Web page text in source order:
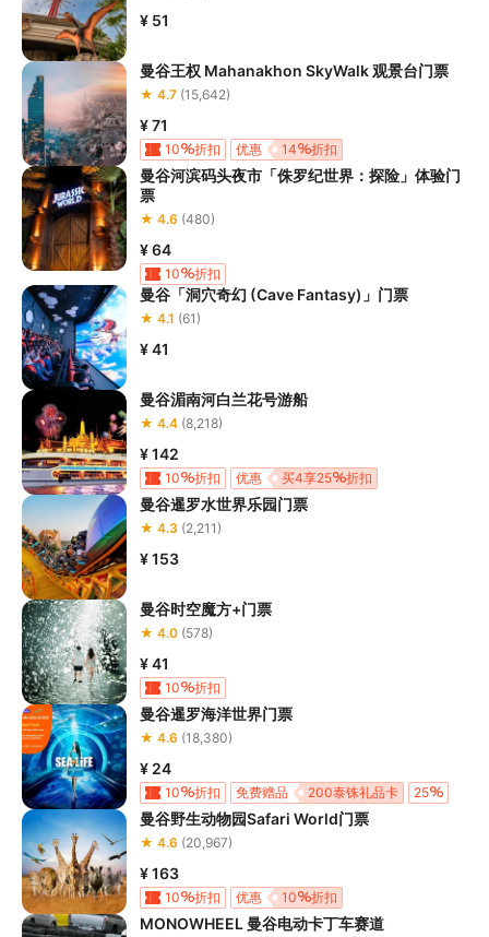
¥ 51
曼谷王权 Mahanakhon SkyWalk 观景台门票
★ 4.7 (15,642)
¥ 71
10 折扣 14 折扣
优惠
6
折扣
组合优惠 免费赠品
曼谷河滨码头夜市「侏罗纪世界：探险」体验门
票
★ 4.6 (480)
¥ 64
10 折扣
曼谷「洞穴奇幻 (Cave Fantasy)」门票
★ 4.1 (61)
¥ 41
曼谷湄南河白兰花号游船
★ 4.4 (8,218)
¥ 142
10 折扣 买4享25 折扣
优惠
曼谷暹罗水世界乐园门票
★ 4.3 (2,211)
¥ 153
曼谷时空魔方+门票
★ 4.0 (578)
¥ 41
10 折扣
曼谷暹罗海洋世界门票
★ 4.6 (18,380)
¥ 24
10 折扣 200泰铢礼品卡
免费赠品
25
买二送一
曼谷野生动物园Safari World门票
★ 4.6 (20,967)
¥ 163
10 折扣 10 折扣
优惠
MONOWHEEL 曼谷电动卡丁车赛道